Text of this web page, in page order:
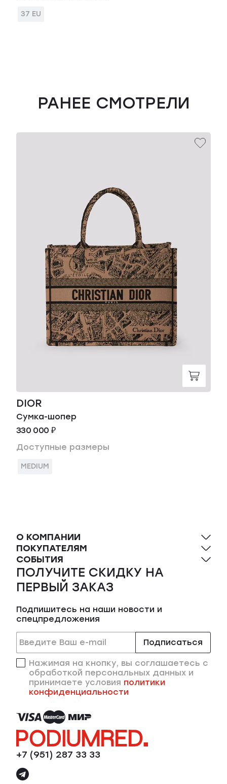
37 EU
РАНЕЕ СМОТРЕЛИ
DIOR
Сумка-шопер
330 000 ₽
Доступные размеры
MEDIUM
+7 (951) 287 33 33
О КОМПАНИИ
ПОКУПАТЕЛЯМ
СОБЫТИЯ
ПОЛУЧИТЕ СКИДКУ НА
ПЕРВЫЙ ЗАКАЗ
Подпишитесь на наши новости и
спецпредложения
Подписаться
Нажимая на кнопку, вы соглашаетесь с
обработкой персональных данных и
принимаете условия политики
конфиденциальности